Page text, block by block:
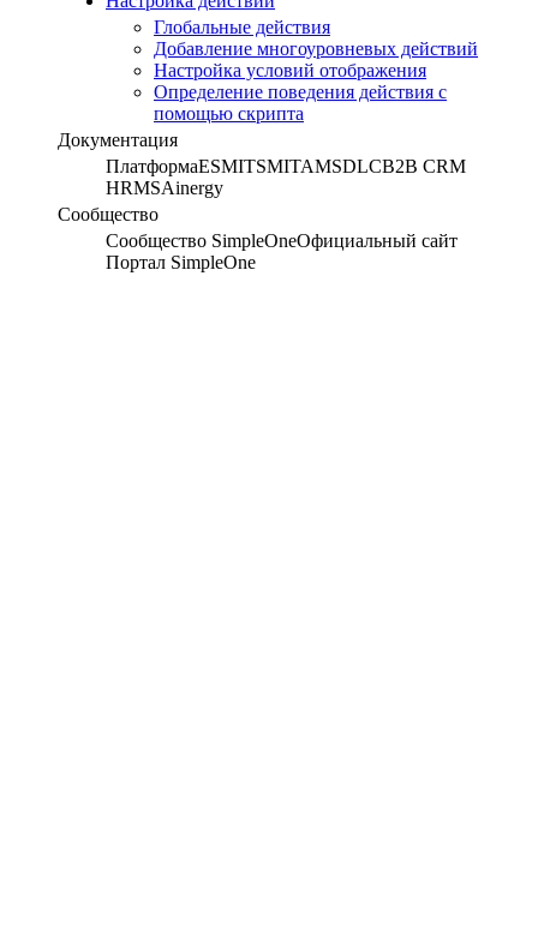
Глобальные действия
Добавление многоуровневых действий
Настройка условий отображения
Определение поведения действия с
помощью скрипта
Документация
ПлатформаESMITSMITAMSDLCB2B CRM
HRMSAinergy
Сообщество
Сообщество SimpleOneОфициальный сайт
Портал SimpleOne